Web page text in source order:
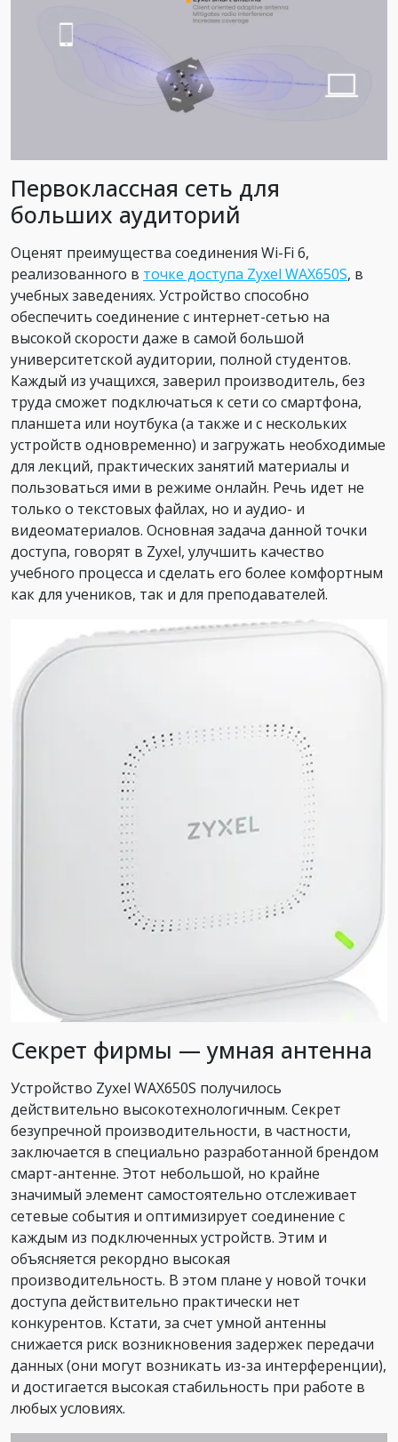
Первоклассная сеть для
больших аудиторий
Оценят преимущества соединения Wi-Fi 6,
реализованного в точке доступа Zyxel WAX650S, в
учебных заведениях. Устройство способно
обеспечить соединение с интернет-сетью на
высокой скорости даже в самой большой
университетской аудитории, полной студентов.
Каждый из учащихся, заверил производитель, без
труда сможет подключаться к сети со смартфона,
планшета или ноутбука (а также и с нескольких
устройств одновременно) и загружать необходимые
для лекций, практических занятий материалы и
пользоваться ими в режиме онлайн. Речь идет не
только о текстовых файлах, но и аудио- и
видеоматериалов. Основная задача данной точки
доступа, говорят в Zyxel, улучшить качество
учебного процесса и сделать его более комфортным
как для учеников, так и для преподавателей.
Секрет фирмы — умная антенна
Устройство Zyxel WAX650S получилось
действительно высокотехнологичным. Секрет
безупречной производительности, в частности,
заключается в специально разработанной брендом
смарт-антенне. Этот небольшой, но крайне
значимый элемент самостоятельно отслеживает
сетевые события и оптимизирует соединение с
каждым из подключенных устройств. Этим и
объясняется рекордно высокая
производительность. В этом плане у новой точки
доступа действительно практически нет
конкурентов. Кстати, за счет умной антенны
снижается риск возникновения задержек передачи
данных (они могут возникать из-за интерференции),
и достигается высокая стабильность при работе в
любых условиях.